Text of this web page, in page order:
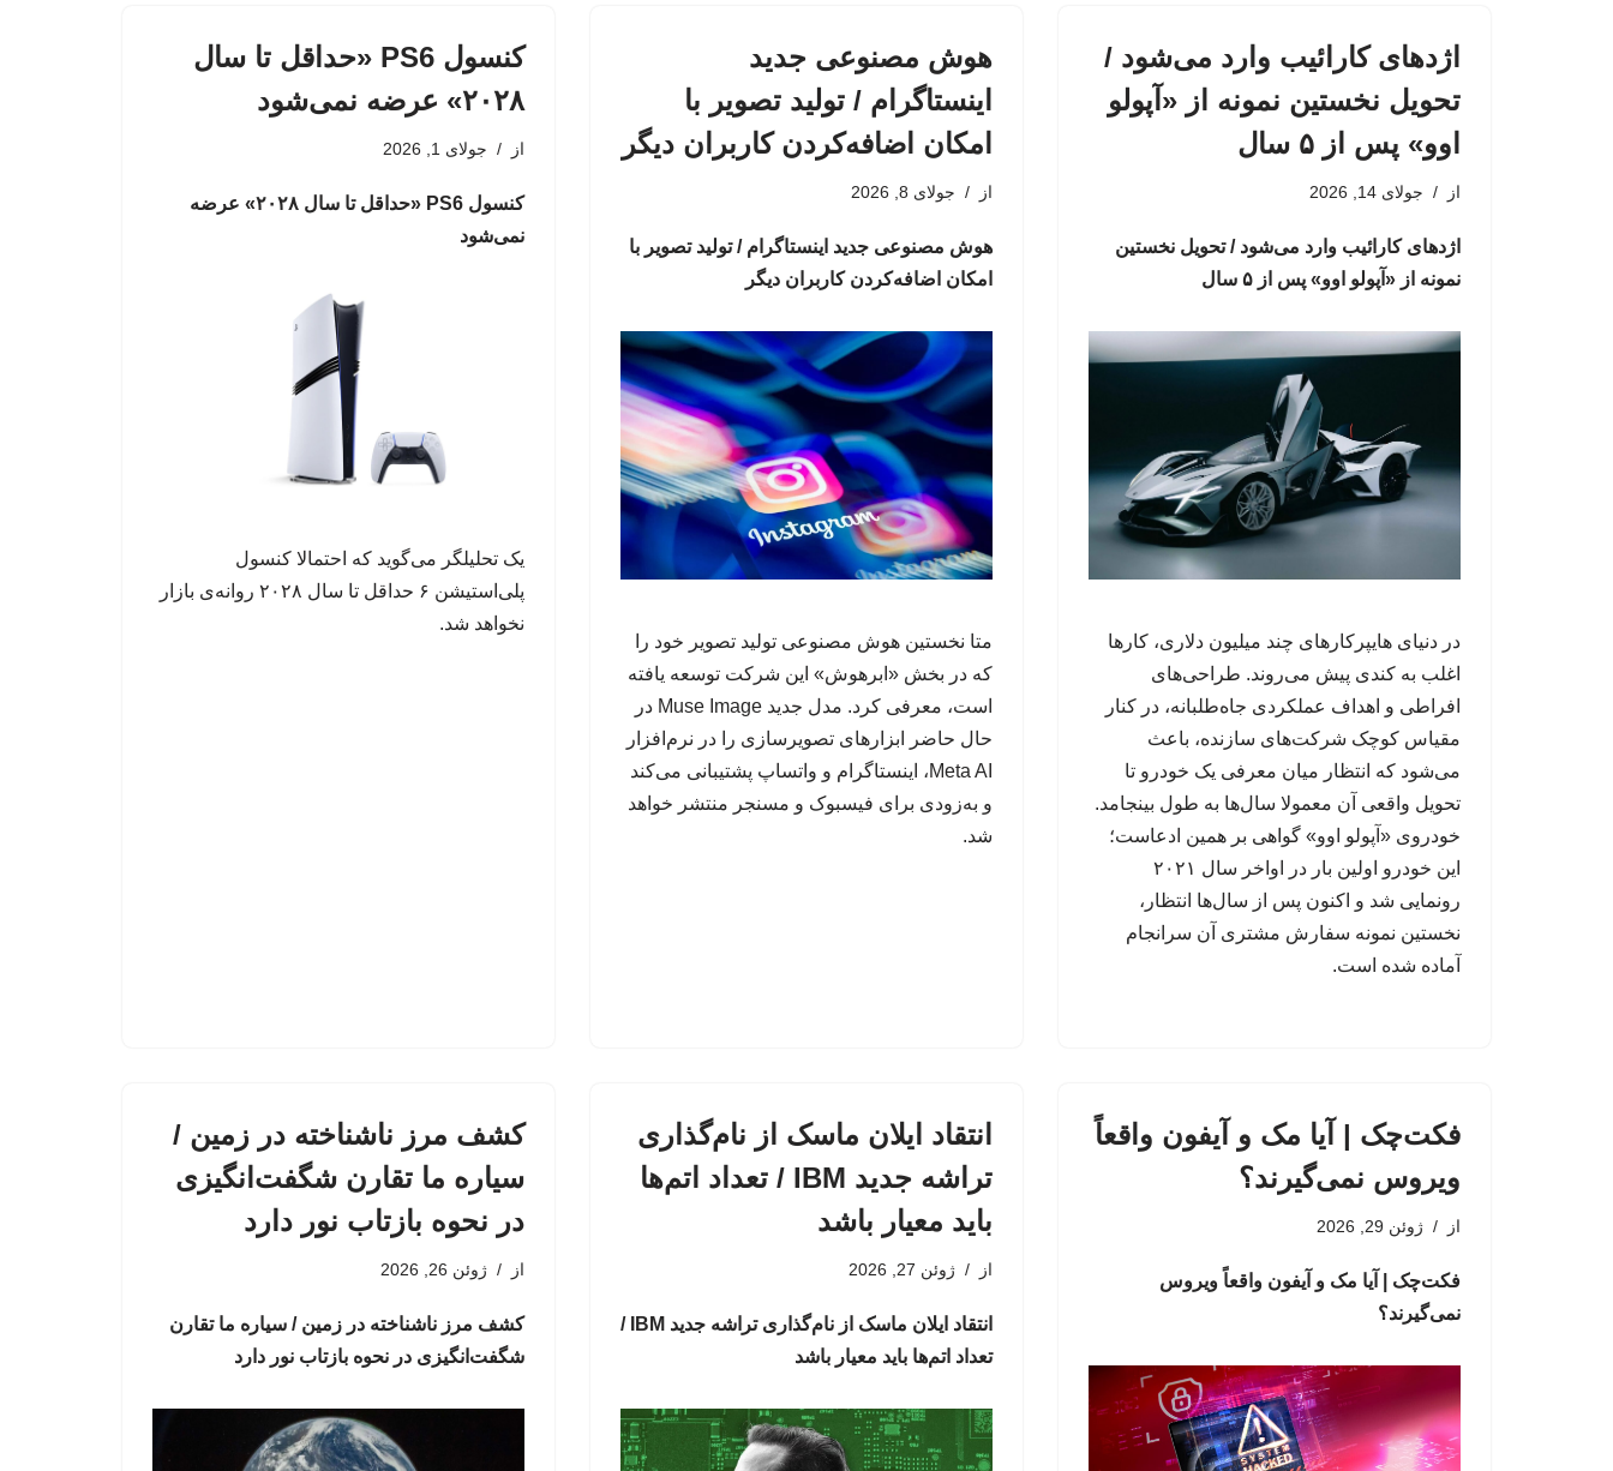
اژدهای کارائیب وارد می‌شود /
تحویل نخستین نمونه از «آپولو
اوو» پس از ۵ سال
از جولای 14, 2026
اژدهای کارائیب وارد می‌شود / تحویل نخستین
نمونه از «آپولو اوو» پس از ۵ سال
در دنیای هایپرکارهای چند میلیون دلاری، کارها
اغلب به کندی پیش می‌روند. طراحی‌های
افراطی و اهداف عملکردی جاه‌طلبانه، در کنار
مقیاس کوچک شرکت‌های سازنده، باعث
می‌شود که انتظار میان معرفی یک خودرو تا
تحویل واقعی آن معمولا سال‌ها به طول بینجامد.
خودروی «آپولو اوو» گواهی بر همین ادعاست؛
این خودرو اولین بار در اواخر سال ۲۰۲۱
رونمایی شد و اکنون پس از سال‌ها انتظار،
نخستین نمونه‌ سفارش مشتری آن سرانجام
آماده شده است.
هوش مصنوعی جدید
اینستاگرام / تولید تصویر با
امکان اضافه‌کردن کاربران دیگر
از جولای 8, 2026
هوش مصنوعی جدید اینستاگرام / تولید تصویر با
امکان اضافه‌کردن کاربران دیگر
متا نخستین هوش مصنوعی تولید تصویر خود را
که در بخش «ابرهوش» این شرکت توسعه یافته
است، معرفی کرد. مدل جدید Muse Image در
حال حاضر ابزارهای تصویرسازی را در نرم‌افزار
Meta AI، اینستاگرام و واتساپ پشتیبانی می‌کند
و به‌زودی برای فیسبوک و مسنجر منتشر خواهد
شد.
کنسول PS6 «حداقل تا سال
۲۰۲۸» عرضه نمی‌شود
از جولای 1, 2026
کنسول PS6 «حداقل تا سال ۲۰۲۸» عرضه
نمی‌شود
یک تحلیلگر می‌گوید که احتمالا کنسول
پلی‌استیشن ۶ حداقل تا سال ۲۰۲۸ روانه‌ی بازار
نخواهد شد.
فکت‌چک | آیا مک و آیفون واقعاً
ویروس نمی‌گیرند؟
از ژوئن 29, 2026
فکت‌چک | آیا مک و آیفون واقعاً ویروس
نمی‌گیرند؟
انتقاد ایلان ماسک از نام‌گذاری
تراشه جدید IBM / تعداد اتم‌ها
باید معیار باشد
از ژوئن 27, 2026
انتقاد ایلان ماسک از نام‌گذاری تراشه جدید IBM /
تعداد اتم‌ها باید معیار باشد
کشف مرز ناشناخته در زمین /
سیاره ما تقارن شگفت‌انگیزی
در نحوه بازتاب نور دارد
از ژوئن 26, 2026
کشف مرز ناشناخته در زمین / سیاره ما تقارن
شگفت‌انگیزی در نحوه بازتاب نور دارد